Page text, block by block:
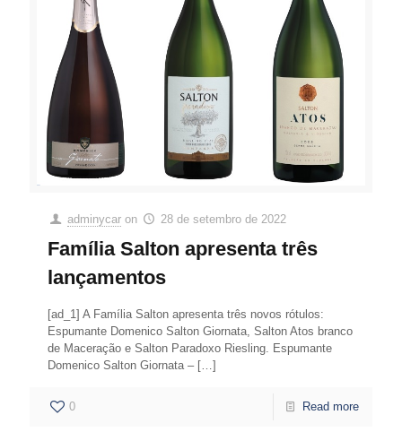
adminycar on 28 de setembro de 2022
Família Salton apresenta três
lançamentos
[ad_1] A Família Salton apresenta três novos rótulos:
Espumante Domenico Salton Giornata, Salton Atos branco
de Maceração e Salton Paradoxo Riesling. Espumante
Domenico Salton Giornata –[…]
0 Read more